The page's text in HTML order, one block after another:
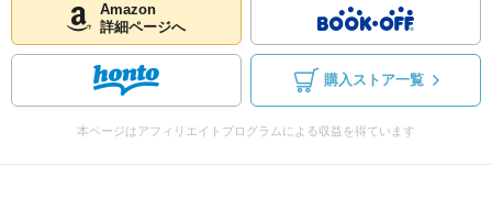
Amazon
詳細ページへ
購入ストア一覧
本ページはアフィリエイトプログラムによる収益を得ています